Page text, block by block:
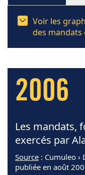
Voir les
des mandats
2006
Les mandats,
exercés par
Source : Cumuleo
publiée en août